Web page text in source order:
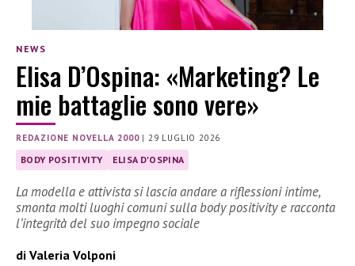
NEWS
Elisa D’Ospina: «Marketing? Le
mie battaglie sono vere»
REDAZIONE NOVELLA 2000|29 LUGLIO 2026
BODY POSITIVITY ELISA D'OSPINA
La modella e attivista si lascia andare a riflessioni intime,
smonta molti luoghi comuni sulla body positivity e racconta
l’integrità del suo impegno sociale
di Valeria Volponi